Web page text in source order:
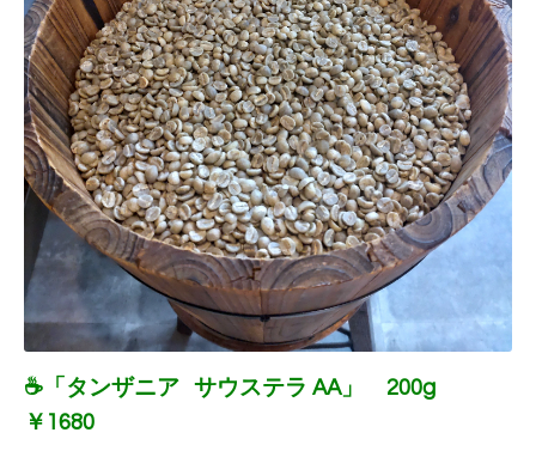
☕「タンザニア サウステラ AA」 200g
￥1680